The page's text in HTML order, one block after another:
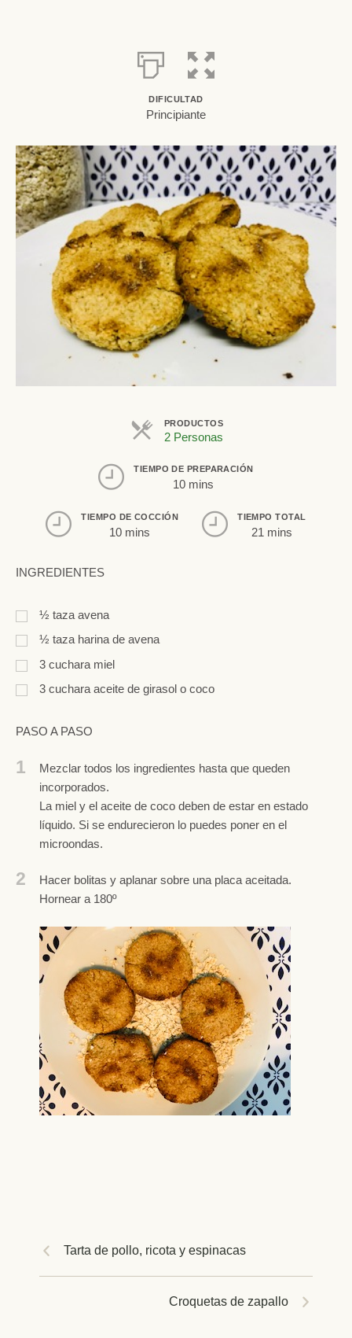
DIFICULTAD
Principiante
PRODUCTOS
2 Personas
TIEMPO DE PREPARACIÓN
10 mins
TIEMPO DE COCCIÓN
10 mins
TIEMPO TOTAL
21 mins
INGREDIENTES
½ taza avena
½ taza harina de avena
3 cuchara miel
3 cuchara aceite de girasol o coco
PASO A PASO
1
Mezclar todos los ingredientes hasta que queden
incorporados.
La miel y el aceite de coco deben de estar en estado
líquido. Si se endurecieron lo puedes poner en el
microondas.
2
Hacer bolitas y aplanar sobre una placa aceitada.
Hornear a 180º
Tarta de pollo, ricota y espinacas
Croquetas de zapallo